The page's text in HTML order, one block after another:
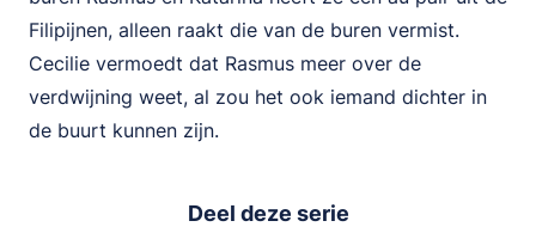
Filipijnen, alleen raakt die van de buren vermist.
Cecilie vermoedt dat Rasmus meer over de
verdwijning weet, al zou het ook iemand dichter in
de buurt kunnen zijn.
Deel deze serie